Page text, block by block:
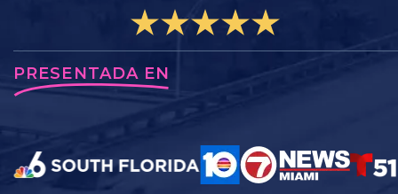
PRESENTADA EN